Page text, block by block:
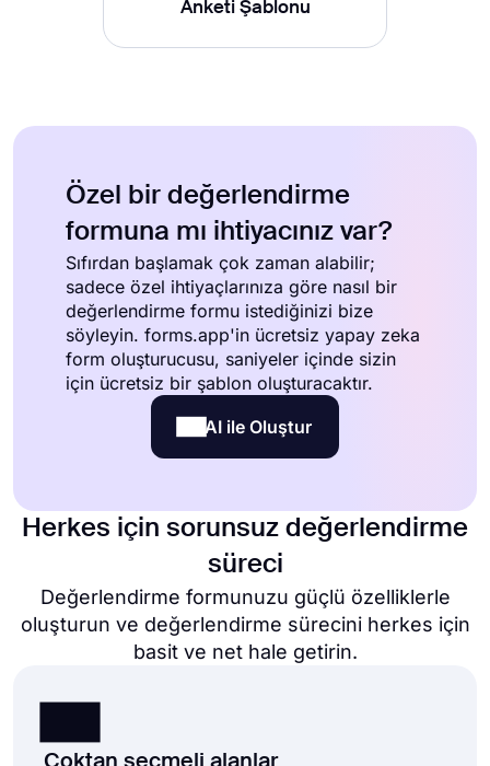
Anketi Şablonu
Özel bir değerlendirme
formuna mı ihtiyacınız var?
Sıfırdan başlamak çok zaman alabilir;
sadece özel ihtiyaçlarınıza göre nasıl bir
değerlendirme formu istediğinizi bize
söyleyin. forms.app'in ücretsiz yapay zeka
form oluşturucusu, saniyeler içinde sizin
için ücretsiz bir şablon oluşturacaktır.
AI ile Oluştur
Herkes için sorunsuz değerlendirme
süreci
Değerlendirme formunuzu güçlü özelliklerle
oluşturun ve değerlendirme sürecini herkes için
basit ve net hale getirin.